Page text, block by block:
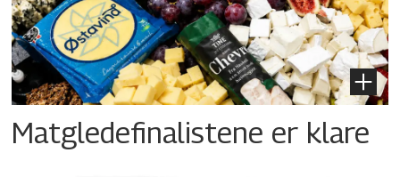
Matgledefinalistene er klare